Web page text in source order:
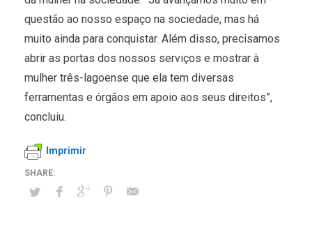
questão ao nosso espaço na sociedade, mas há
muito ainda para conquistar. Além disso, precisamos
abrir as portas dos nossos serviços e mostrar à
mulher três-lagoense que ela tem diversas
ferramentas e órgãos em apoio aos seus direitos”,
concluiu.
Imprimir